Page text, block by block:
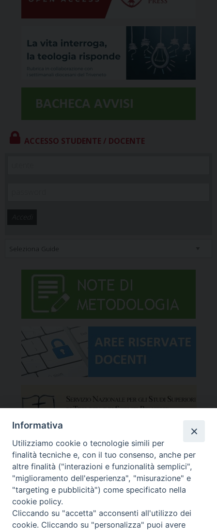
ACCESSO STUDENTE / DOCENTE
Informativa
Utilizziamo cookie o tecnologie simili per
finalità tecniche e, con il tuo consenso, anche per
altre finalità ("interazioni e funzionalità semplici",
"miglioramento dell'esperienza", "misurazione" e
"targeting e pubblicità") come specificato nella
cookie policy.
Cliccando su "accetta" acconsenti all'utilizzo dei
cookie. Cliccando su "personalizza" puoi avere